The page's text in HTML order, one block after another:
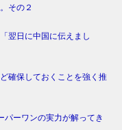
その２
翌日に中国に伝えまし
確保しておくことを強く推
パーワンの実力が解ってき